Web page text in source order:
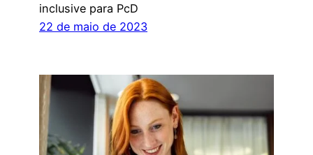
inclusive para PcD
22 de maio de 2023